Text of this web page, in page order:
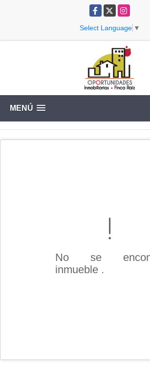
Facebook
X Instagram
Select Language ▼
MENÚ
No se
inmueble .